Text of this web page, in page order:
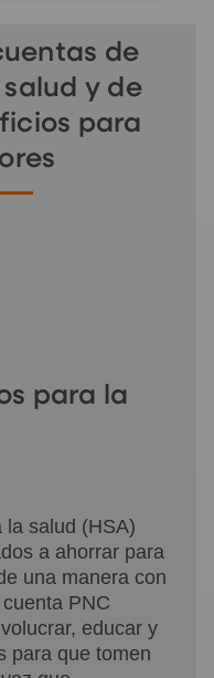
de
y de
para
para la
la salud (HSA)
a ahorrar para
una manera con
PNC
educar y
para que tomen